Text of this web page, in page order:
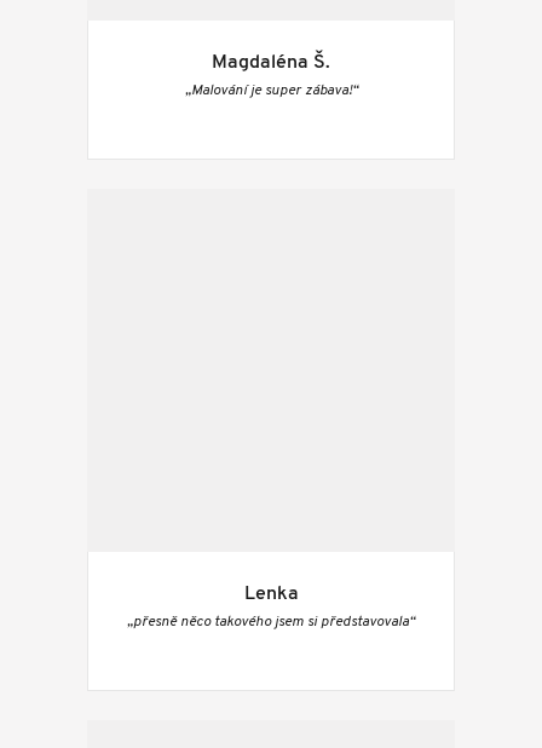
Magdaléna Š.
„Malování je super zábava!“
Lenka
„přesně něco takového jsem si představovala“